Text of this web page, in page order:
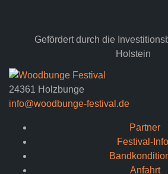
Gefördert durch die
Holstein
24361 Holzbunge
info@woodbunge-festival.de
Partner
Festival-
Anfahrt